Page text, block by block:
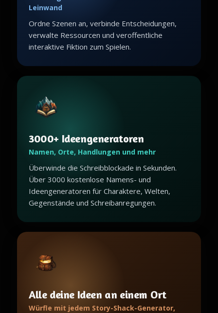
Leinwand
Ordne Szenen an, verbinde Entscheidungen,
verwalte Ressourcen und veroffentliche
interaktive Fiktion zum Spielen.
3000+ Ideengeneratoren
Namen, Orte, Handlungen und mehr
Überwinde die Schreibblockade in Sekunden.
Über 3000 kostenlose Namens- und
Ideengeneratoren für Charaktere, Welten,
Gegenstände und Schreibanregungen.
Alle deine Ideen an einem Ort
Würfle mit jedem Story-Shack-Generator,